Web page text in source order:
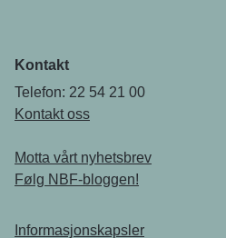
Kontakt
Telefon: 22 54 21 00
Kontakt oss
Motta vårt nyhetsbrev
Følg NBF-bloggen!
Informasjonskapsler